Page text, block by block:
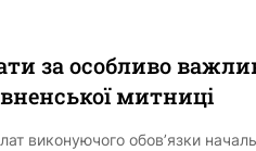
за особливо
митниці
виконуючого обов’язки